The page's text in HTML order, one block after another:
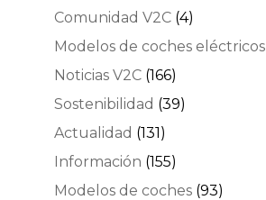
Comunidad V2C (4)
Modelos de coches eléctricos
Noticias V2C (166)
Sostenibilidad (39)
Actualidad (131)
Información (155)
Modelos de coches (93)